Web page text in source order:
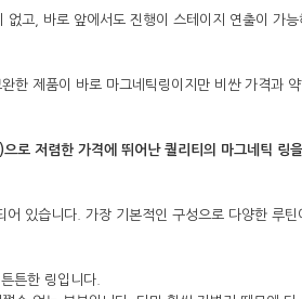
고, 바로 앞에서도 진행이 스테이지 연출이 가능
한 제품이 바로 마그네틱링이지만 비싼 가격과
로 저렴한 가격에 뛰어난 퀄리티의 마그네틱 링
있습니다. 가장 기본적인 구성으로 다양한 루틴
튼한 링입니다.